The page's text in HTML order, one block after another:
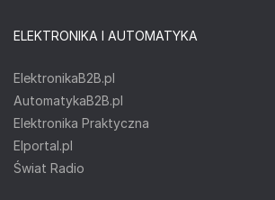
ELEKTRONIKA I AUTOMATYKA
ElektronikaB2B.pl
AutomatykaB2B.pl
Elektronika Praktyczna
Elportal.pl
Świat Radio